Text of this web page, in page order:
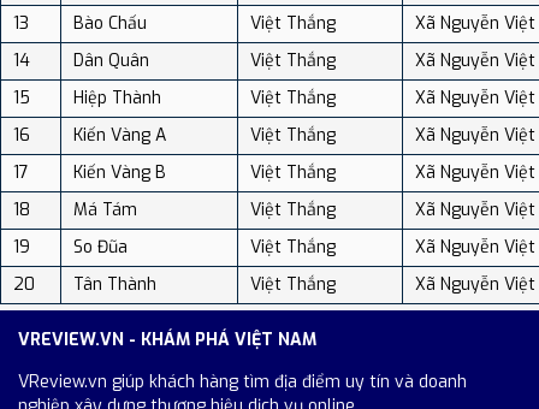
13
Bào Chấu Việt Thắng
Xã Nguyễn Việt
14
Dân Quân Việt Thắng
Xã Nguyễn Việt
15
Hiệp Thành Việt Thắng
Xã Nguyễn Việt
16
Kiến Vàng A Việt Thắng
Xã Nguyễn Việt
17
Kiến Vàng B Việt Thắng
Xã Nguyễn Việt
18
Má Tám Việt Thắng
Xã Nguyễn Việt
19
So Đũa Việt Thắng
Xã Nguyễn Việt
20
Tân Thành Việt Thắng Xã Nguyễn Việt
VREVIEW.VN - KHÁM PHÁ VIỆT NAM
VReview.vn giúp khách hàng tìm địa điểm uy tín và doanh